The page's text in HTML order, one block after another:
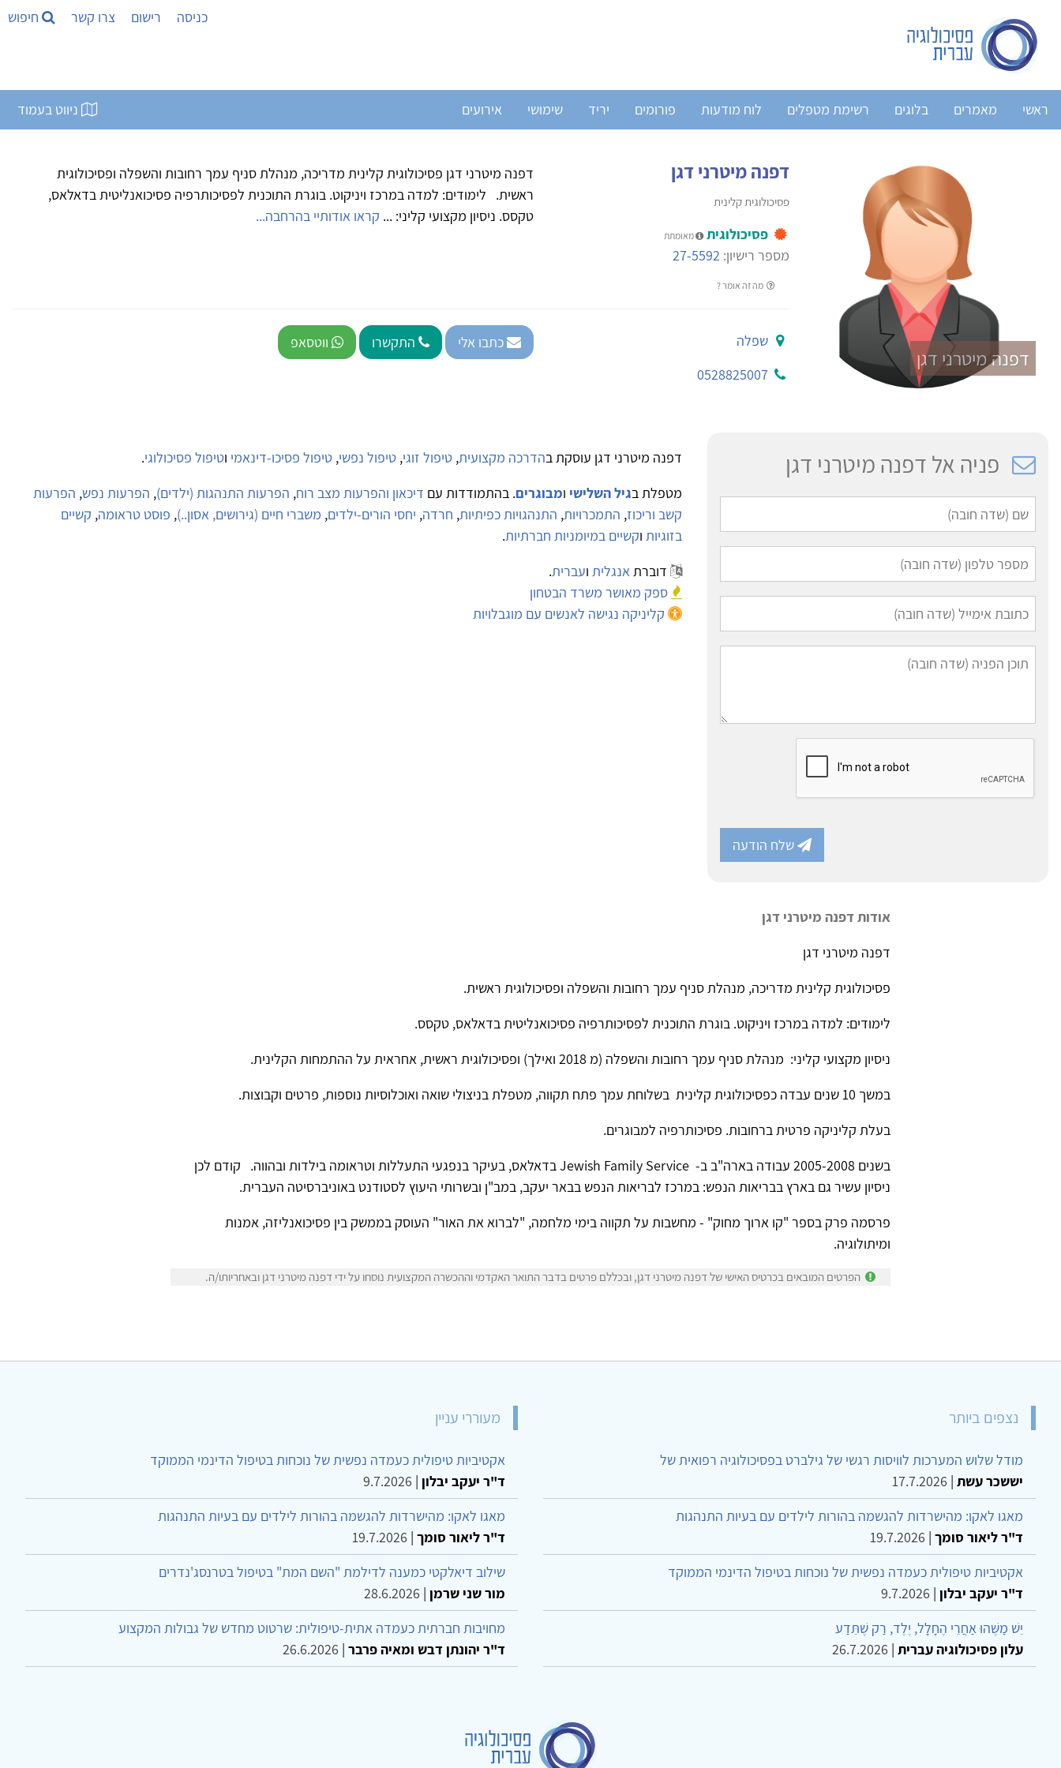
כניסה רישום צרו קשר חיפוש
ראשי מאמרים בלוגים רשימת מטפלים לוח מודעות פורומים יריד שימושי אירועים ניווט בעמוד
דפנה מיטרני דגן
דפנה מיטרני דגן
פסיכולוגית קלינית
פסיכולוגית מאומתת
מספר רישיון: 27-5592
מה זה אומר ?
דפנה מיטרני דגן פסיכולוגית קלינית מדריכה, מנהלת סניף עמך רחובות והשפלה ופסיכולוגית
ראשית. לימודים: למדה במרכז ויניקוט. בוגרת התוכנית לפסיכותרפיה פסיכואנליטית בדאלאס,
טקסס. ניסיון מקצועי קליני: ... קראו אודותיי בהרחבה...
שפלה
0528825007
כתבו אלי התקשרו ווטסאפ
פניה אל דפנה מיטרני דגן
שלח הודעה
דפנה מיטרני דגן עוסקת בהדרכה מקצועית, טיפול זוגי, טיפול נפשי, טיפול פסיכו-דינאמי וטיפול פסיכולוגי.
מטפלת בגיל השלישי ומבוגרים. בהתמודדות עם דיכאון והפרעות מצב רוח, הפרעות התנהגות (ילדים), הפרעות נפש, הפרעות
קשב וריכוז, התמכרויות, התנהגויות כפיתיות, חרדה, יחסי הורים-ילדים, משברי חיים (גירושים, אסון..), פוסט טראומה, קשיים
בזוגיות וקשיים במיומניות חברתיות.
דוברתאנגלית ועברית.
ספק מאושר משרד הבטחון
קליניקה נגישה לאנשים עם מוגבלויות
אודות דפנה מיטרני דגן
דפנה מיטרני דגן
פסיכולוגית קלינית מדריכה, מנהלת סניף עמך רחובות והשפלה ופסיכולוגית ראשית.
לימודים: למדה במרכז ויניקוט. בוגרת התוכנית לפסיכותרפיה פסיכואנליטית בדאלאס, טקסס.
ניסיון מקצועי קליני: מנהלת סניף עמך רחובות והשפלה (מ 2018 ואילך) ופסיכולוגית ראשית, אחראית על ההתמחות הקלינית.
במשך 10 שנים עבדה כפסיכולוגית קלינית בשלוחת עמך פתח תקווה, מטפלת בניצולי שואה ואוכלוסיות נוספות, פרטים וקבוצות.
בעלת קליניקה פרטית ברחובות. פסיכותרפיה למבוגרים.
בשנים 2005-2008 עבודה בארה"ב ב- Jewish Family Service בדאלאס, בעיקר בנפגעי התעללות וטראומה בילדות ובהווה. קודם לכן
ניסיון עשיר גם בארץ בבריאות הנפש: במרכז לבריאות הנפש בבאר יעקב, במב"ן ובשרותי היעוץ לסטודנט באוניברסיטה העברית.
פרסמה פרק בספר "קו ארוך מחוק" - מחשבות על תקווה בימי מלחמה, "לברוא את האור" העוסק בממשק בין פסיכואנליזה, אמנות
ומיתולוגיה.
הפרטים המובאים בכרטיס האישי של דפנה מיטרני דגן, ובכללם פרטים בדבר התואר האקדמי וההכשרה המקצועית נוסחו על ידי דפנה מיטרני דגן ובאחריותו/ה.
נצפים ביותר
מודל שלוש המערכות לוויסות רגשי של גילברט בפסיכולוגיה רפואית של
יששכר עשת |
17.7.2026
מאגו לאקו: מהישרדות להגשמה בהורות לילדים עם בעיות התנהגות
ד"ר ליאור סומך |
19.7.2026
אקטיביות טיפולית כעמדה נפשית של נוכחות בטיפול הדינמי הממוקד
ד"ר יעקב יבלון |
9.7.2026
יֵשׁ מַשֶּׁהוּ אַחֲרֵי הֶחָלָל, יֶלֶד, רַק שֶׁתֵּדַע
עלון פסיכולוגיה עברית |
26.7.2026
מעוררי עניין
אקטיביות טיפולית כעמדה נפשית של נוכחות בטיפול הדינמי הממוקד
ד"ר יעקב יבלון |
9.7.2026
מאגו לאקו: מהישרדות להגשמה בהורות לילדים עם בעיות התנהגות
ד"ר ליאור סומך |
19.7.2026
שילוב דיאלקטי כמענה לדילמת "השם המת" בטיפול בטרנסג'נדרים
מור שני שרמן |
28.6.2026
מחויבות חברתית כעמדה אתית-טיפולית: שרטוט מחדש של גבולות המקצוע
ד"ר יהונתן דבש ומאיה פרבר |
26.6.2026